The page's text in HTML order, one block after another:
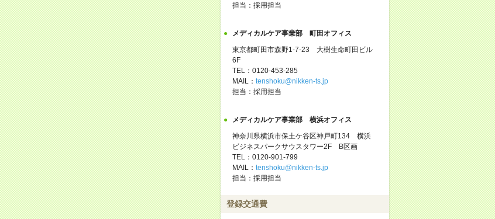
担当：採用担当
メディカルケア事業部 町田オフィス
東京都町田市森野1-7-23 大樹生命町田ビル
6F
TEL：0120-453-285
MAIL： tenshoku@nikken-ts.jp
担当：採用担当
メディカルケア事業部 横浜オフィス
神奈川県横浜市保土ケ谷区神戸町134 横浜
ビジネスパークサウスタワー2F B区画
TEL：0120-901-799
MAIL： tenshoku@nikken-ts.jp
担当：採用担当
登録交通費